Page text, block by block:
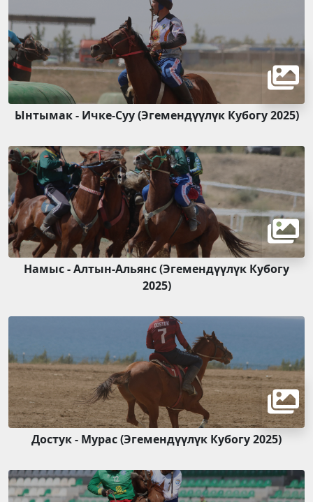
Ынтымак - Ичке-Суу (Эгемендүүлүк Кубогу 2025)
Намыс - Алтын-Альянс (Эгемендүүлүк Кубогу
2025)
Достук - Мурас (Эгемендүүлүк Кубогу 2025)